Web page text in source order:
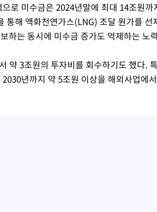
로 미수금은 2024년말에 최대 14조원
통해 액화천연가스(LNG) 조달 원가를
하는 동시에 미수금 증가도 억제하는 노
약 3조원의 투자비를 회수하기도 했다.
년까지 약 5조원 이상을 해외사업에